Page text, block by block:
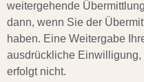
weitergehende
dann, wenn Sie der
haben. Eine Weitergabe
ausdrückliche
erfolgt nicht.